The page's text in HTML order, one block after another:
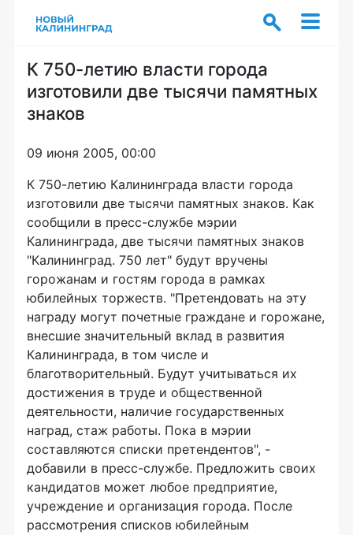
К 750-летию власти города
изготовили две тысячи памятных
знаков
09 июня 2005, 00:00
К 750-летию Калининграда власти города
изготовили две тысячи памятных знаков. Как
сообщили в пресс-службе мэрии
Калининграда, две тысячи памятных знаков
"Калининград. 750 лет" будут вручены
горожанам и гостям города в рамках
юбилейных торжеств. "Претендовать на эту
награду могут почетные граждане и горожане,
внесшие значительный вклад в развития
Калининграда, в том числе и
благотворительный. Будут учитываться их
достижения в труде и общественной
деятельности, наличие государственных
наград, стаж работы. Пока в мэрии
составляются списки претендентов", -
добавили в пресс-службе. Предложить своих
кандидатов может любое предприятие,
учреждение и организация города. После
рассмотрения списков юбилейным